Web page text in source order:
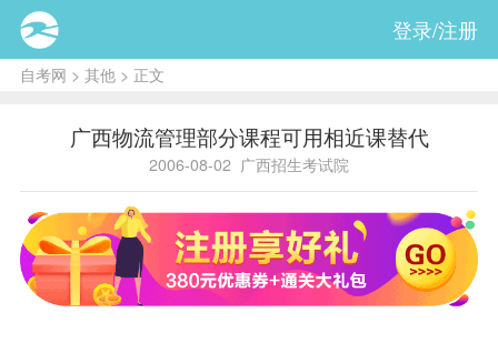
登录/注册
自考网 > 其他 > 正文
广西物流管理部分课程可用相近课替代
2006-08-02 广西招生考试院